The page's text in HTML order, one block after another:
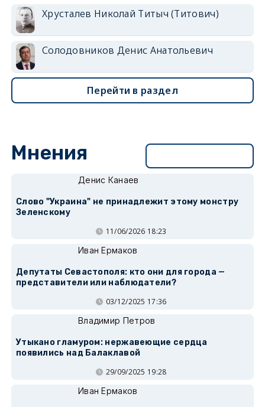
Хрусталев Николай Титыч (Титович)
Солодовников Денис Анатольевич
Перейти в раздел
Мнения
Денис Канаев
Слово "Украина" не принадлежит этому монстру
Зеленскому
11/06/2026 18:23
Иван Ермаков
Депутаты Севастополя: кто они для города —
представители или наблюдатели?
03/12/2025 17:36
Владимир Петров
Утыкано гламуром: нержавеющие сердца
появились над Балаклавой
29/09/2025 19:28
Иван Ермаков